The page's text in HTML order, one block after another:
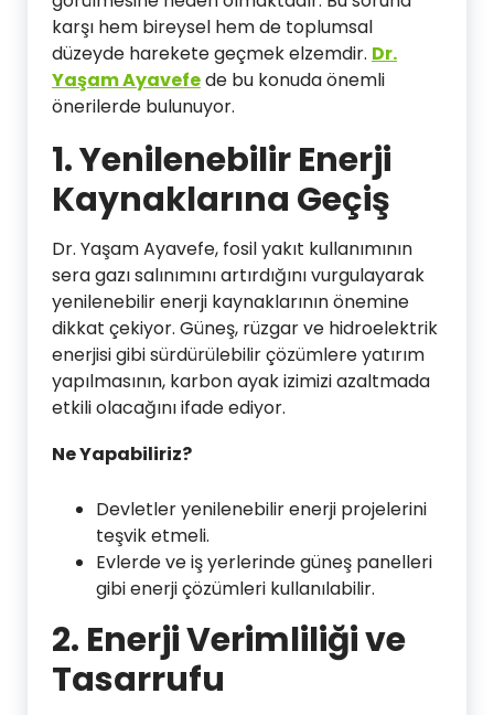
karşı hem bireysel hem de toplumsal
düzeyde harekete geçmek elzemdir. Dr.
Yaşam Ayavefede bu konuda önemli
önerilerde bulunuyor.
1.Yenilenebilir Enerji
Kaynaklarına Geçiş
Dr. Yaşam Ayavefe, fosil yakıt kullanımının
sera gazı salınımını artırdığını vurgulayarak
yenilenebilir enerji kaynaklarının önemine
dikkat çekiyor. Güneş, rüzgar ve hidroelektrik
enerjisi gibi sürdürülebilir çözümlere yatırım
yapılmasının, karbon ayak izimizi azaltmada
etkili olacağını ifade ediyor.
Ne Yapabiliriz?
Devletler yenilenebilir enerji projelerini
teşvik etmeli.
Evlerde ve iş yerlerinde güneş panelleri
gibi enerji çözümleri kullanılabilir.
2. Enerji Verimliliği ve
Tasarrufu